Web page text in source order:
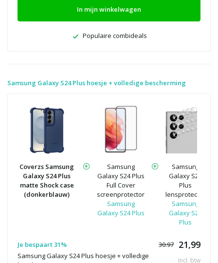
In mijn winkelwagen
Populaire combideals
Samsung Galaxy S24 Plus hoesje + volledige bescherming
Coverzs Samsung
Galaxy S24 Plus
matte Shock case
(donkerblauw)
Samsung
Galaxy S24 Plus
Full Cover
screenprotector
Samsung
Galaxy S24 Plus
Samsung
Galaxy S24
Plus
lensprotector
Samsung
Galaxy S24
Plus
Je bespaart 31% 30.97 21,99
Samsung Galaxy S24 Plus hoesje + volledige
Incl. btw